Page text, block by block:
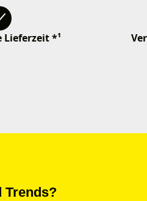
Lieferzeit *¹
Trends?